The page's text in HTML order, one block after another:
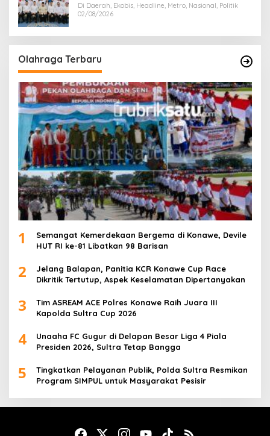
Di Daerah, Ekobis, Headline, Metro, Nasional, Politik
02/08/2026
Olahraga Terbaru
1
Semangat Kemerdekaan Bergema di Konawe, Devile
HUT RI ke-81 Libatkan 98 Barisan
2
Jelang Balapan, Panitia KCR Konawe Cup Race
Dikritik Tertutup, Aspek Keselamatan Dipertanyakan
3
Tim ASREAM ACE Polres Konawe Raih Juara III
Kapolda Sultra Cup 2026
4
Unaaha FC Gugur di Delapan Besar Liga 4 Piala
Presiden 2026, Sultra Tetap Bangga
5
Tingkatkan Pelayanan Publik, Polda Sultra Resmikan
Program SIMPUL untuk Masyarakat Pesisir